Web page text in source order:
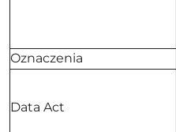
Oznaczenia
Data Act